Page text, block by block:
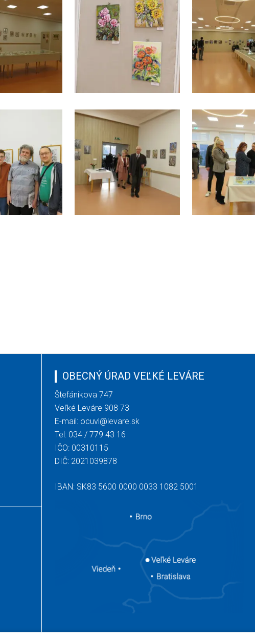
OBECNÝ ÚRAD VEĽKÉ LEVÁRE
Štefánikova 747
Veľké Leváre 908 73
E-mail: ocuvl@levare.sk
Tel: 034 / 779 43 16
IČO: 00310115
DIČ: 2021039878
IBAN: SK83 5600 0000 0033 1082 5001